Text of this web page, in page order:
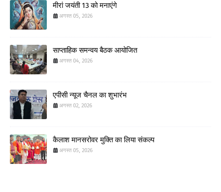
मीरां जयंती 13 को मनाएंगे
अगस्त 05, 2026
साप्ताहिक समन्वय बैठक आयोजित
अगस्त 04, 2026
एपीसी न्यूज चैनल का शुभारंभ
अगस्त 02, 2026
कैलाश मानसरोवर मुक्ति का लिया संकल्प
अगस्त 05, 2026